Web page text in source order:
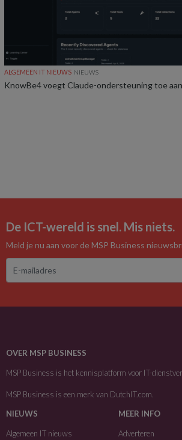
ALGEMEEN IT NIEUWS NIEUWS
KnowBe4 voegt Claude-ondersteuning toe
De ICT-wereld is snel. Mis niets.
Meld je nu aan voor de MSP Business
OVER MSP BUSINESS
MSP Business is het kennisplatform voor IT-
MSP Business is een merk van DutchIT.com.
NIEUWS
Algemeen IT nieuws
MEER INFO
Adverteren